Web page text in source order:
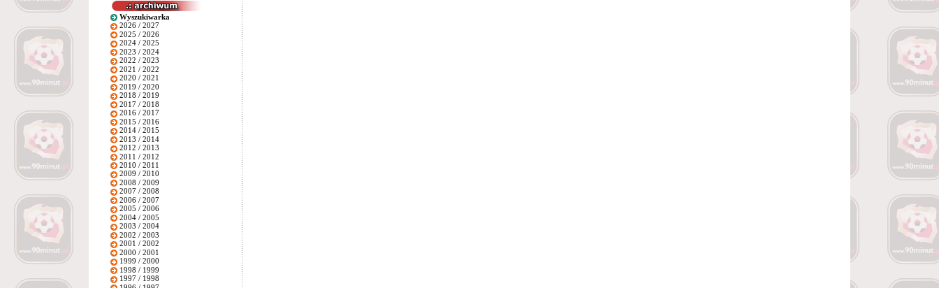
Wyszukiwarka
2026 / 2027
2025 / 2026
2024 / 2025
2023 / 2024
2022 / 2023
2021 / 2022
2020 / 2021
2019 / 2020
2018 / 2019
2017 / 2018
2016 / 2017
2015 / 2016
2014 / 2015
2013 / 2014
2012 / 2013
2011 / 2012
2010 / 2011
2009 / 2010
2008 / 2009
2007 / 2008
2006 / 2007
2005 / 2006
2004 / 2005
2003 / 2004
2002 / 2003
2001 / 2002
2000 / 2001
1999 / 2000
1998 / 1999
1997 / 1998